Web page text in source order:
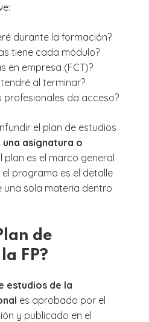
durante la formación?
tiene cada módulo?
en empresa (FCT)?
al terminar?
profesionales da acceso?
el plan de estudios
asignatura o
plan es el marco general
programa es el detalle
una sola materia dentro
de
FP?
estudios de la
es aprobado por el
y publicado en el